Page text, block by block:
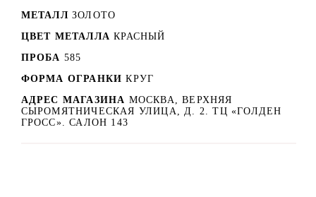
МЕТАЛЛ ЗОЛОТО
ЦВЕТ МЕТАЛЛА КРАСНЫЙ
ПРОБА 585
ФОРМА ОГРАНКИ КРУГ
АДРЕС МАГАЗИНА МОСКВА, ВЕРХНЯЯ
СЫРОМЯТНИЧЕСКАЯ УЛИЦА, Д. 2. ТЦ «ГОЛДЕН
ГРОСС». САЛОН 143